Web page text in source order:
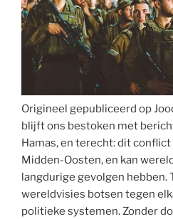
Origineel gepubliceerd op
blijft ons bestoken met
Hamas, en terecht: dit
Midden-Oosten, en kan
langdurige gevolgen hebben.
wereldvisies botsen tegen
politieke systemen. Zonder